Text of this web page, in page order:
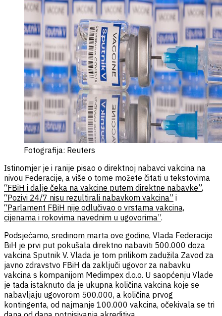
Fotografija: Reuters
Istinomjer je i ranije pisao o direktnoj nabavci vakcina na
nivou Federacije, a više o tome možete čitati u tekstovima
“FBiH i dalje čeka na vakcine putem direktne nabavke”,
“Pozivi 24/7 nisu rezultirali nabavkom vakcina” i
“Parlament FBiH nije odlučivao o vrstama vakcina,
cijenama i rokovima navednim u ugovorima”.
Podsjećamo, sredinom marta ove godine, Vlada Federacije
BiH je prvi put pokušala direktno nabaviti 500.000 doza
vakcina Sputnik V. Vlada je tom prilikom zadužila Zavod za
javno zdravstvo FBiH da zaključi ugovor za nabavku
vakcina s kompanijom Medimpex d.o.o. U saopćenju Vlade
je tada istaknuto da je ukupna količina vakcina koje se
nabavljaju ugovorom 500.000, a količina prvog
kontingenta, od najmanje 100.000 vakcina, očekivala se tri